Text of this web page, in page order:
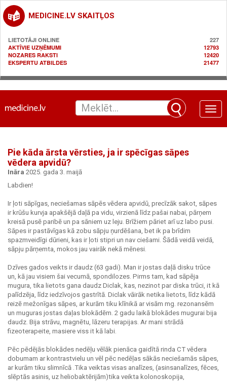
MEDICINE.LV SKAITĻOS
LIETOTĀJI ONLINE
227
AKTĪVIE UZŅĒMUMI
12793
NOZARES RAKSTI
12420
EKSPERTU ATBILDES
21477
Toggle
Pie kāda ārsta vērsties, ja ir spēcīgas sāpes
vēdera apvidū?
Ināra 2025. gada 3. maijā
Labdien!
Ir ļoti sāpīgas, neciešamas sāpēs vēdera apvidū, precīzāk sakot, sāpes
ir krūšu kurvja apakšējā daļā pa vidu, virzienā līdz pašai nabai, pārņem
kreisā pusē paribē un pa sāniem uz leju. Brīžiem pāriet arī uz labo pusi.
Sāpes ir pastāvīgas kā zobu sāpju ņurdēšana, bet ik pa brīdim
spazmveidīgi dūrieni, kas ir ļoti stipri un nav ciešami. Šādā veidā veidā,
sāpju pārņemta, mokos jau vairāk nekā mēnesi.
Dzīves gados veikts ir daudz (63 gadi). Man ir jostas daļā disku trūce
un, kā jau visiem šai vecumā, spondilozes. Pirms tam, kad sāpēja
mugura, tika lietots gana daudz Diclak, kas, nezinot par diska trūci, it kā
palīdzēja, līdz iedzīvojos gastrītā. Diclak vāirāk netika lietots, līdz kādā
reizē mežonīgas sāpes, ar kurām tiku klīnikā ar visām mg. rezonansēm
un muguras jostas daļas blokādēm. 2 gadu laikā blokādes mugurai bija
daudz. Bija strāvu, magnētu, lāzeru terapijas. Ar mani strādā
fizeoterapeite, masiere viss it kā labi.
Pēc pēdējās blokādes nedēļu vēlāk pienāca gaidītā rinda CT vēdera
dobumam ar kontrastvielu un vēl pēc nedēļas sākās neciešamās sāpes,
ar kurām tiku slimnīcā .Tika veiktas visas analīzes, (asinsanalīzes, fēces,
slēptās asinis, uz heliobaktērijām)tika veikta kolonoskopija,